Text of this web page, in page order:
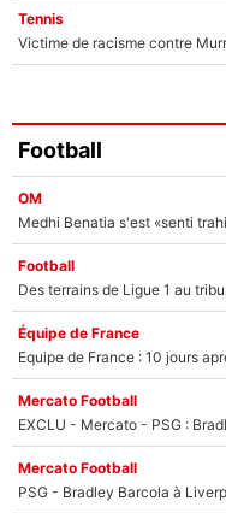
Tennis
Football
OM
Football
Équipe de France
Mercato Football
EXCLU - Mercato - PSG :
Mercato Football
PSG - Bradley Barcola à